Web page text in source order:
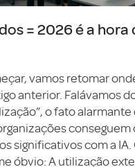
= 2026 é a hora
vamos retomar
anterior. Falávamos
o fato alarmante
significativos com a IA.
óbvio: A utilização